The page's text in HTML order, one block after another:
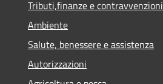
Tributi,finanze e contravvenzioni
Ambiente
Salute, benessere e assistenza
Autorizzazioni